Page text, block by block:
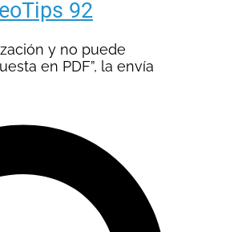
92
y no puede
en PDF”, la envía